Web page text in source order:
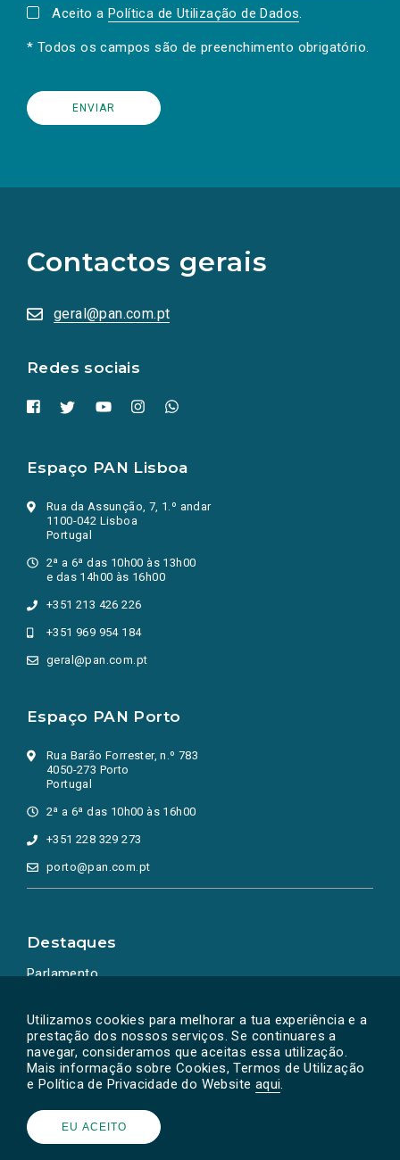
Utilizamos cookies para melhorar a tua experiência e a
prestação dos nossos serviços. Se continuares a
navegar, consideramos que aceitas essa utilização.
Mais informação sobre Cookies, Termos de Utilização
e Política de Privacidade do Website aqui.
EU ACEITO
Aceito a Política de Utilização de Dados.
* Todos os campos são de preenchimento obrigatório.
Contactos gerais
geral@pan.com.pt
Redes sociais
redes
sociais
numa
nova
Espaço PAN Lisboa
Rua da Assunção, 7, 1.º andar
1100-042 Lisboa
Portugal
2ª a 6ª das 10h00 às 13h00
e das 14h00 às 16h00
+351 213 426 226
+351 969 954 184
geral@pan.com.pt
Espaço PAN Porto
Rua Barão Forrester, n.º 783
4050-273 Porto
Portugal
2ª a 6ª das 10h00 às 16h00
+351 228 329 273
porto@pan.com.pt
Destaques
Parlamento
Powered by © PAN 2026